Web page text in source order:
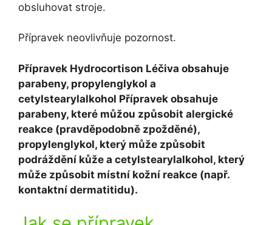
obsluhovat stroje.
Přípravek neovlivňuje pozornost.
Přípravek Hydrocortison Léčiva obsahuje
parabeny, propylenglykol a
cetylstearylalkohol Přípravek obsahuje
parabeny, které můžou způsobit alergické
reakce (pravděpodobně zpožděné),
propylenglykol, který může způsobit
podráždění kůže a cetylstearylalkohol, který
může způsobit místní kožní reakce (např.
kontaktní dermatitidu).